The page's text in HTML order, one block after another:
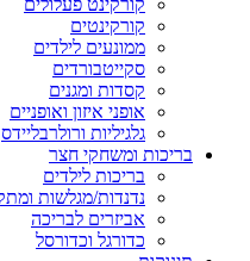
קורקינט פעלולים
קורקינטים
ממונעים לילדים
סקייטבורדים
קסדות ומגנים
אופני איזון ואופניים
גלגיליות ורולרבליידס
בריכות ומשחקי חצר
בריכות לילדים
נדנדות/מגלשות
אביזרים לבריכה
כדורגל וכדורסל